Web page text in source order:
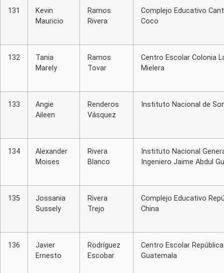
131
Kevin
Mauricio
Ramos
Rivera
Complejo Educativo
Coco
132
Tania
Marely
Ramos
Tovar
Centro Escolar Colonia
Mielera
133
Angie
Aileen
Renderos
Vásquez
Instituto Nacional de
134
Alexander
Moises
Rivera
Blanco
Instituto Nacional
Ingeniero Jaime Abdul
135
Jossania
Sussely
Rivera
Trejo
Complejo Educativo
China
136
Javier
Ernesto
Rodríguez
Escobar
Centro Escolar
Guatemala